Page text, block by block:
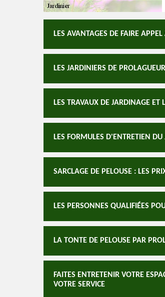
LES AVANTAGES DE FAIRE
LES JARDINIERS DE
LES TRAVAUX DE JARDINAGE
LES FORMULES D'ENTRETIEN
SARCLAGE DE PELOUSE : LES
LES PERSONNES QUALIFIÉES
LA TONTE DE PELOUSE PAR
FAITES ENTRETENIR VOTRE
VOTRE SERVICE